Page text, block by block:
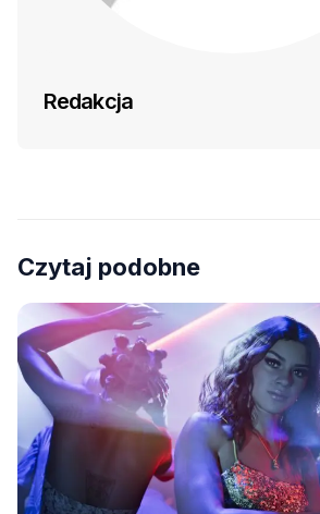
Redakcja
Czytaj podobne